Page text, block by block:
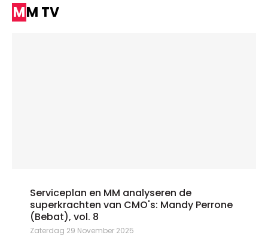
MM TV
Serviceplan en MM analyseren de
superkrachten van CMO's: Mandy Perrone
(Bebat), vol. 8
Zaterdag 29 November 2025